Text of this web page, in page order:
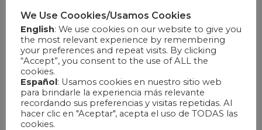
Oaxaca
– Taller Alebrije
Clase
We Use Coookies/Usamos Cookies
English: We use cookies on our website to give you
the most relevant experience by remembering
your preferences and repeat visits. By clicking
“Accept”, you consent to the use of ALL the
cookies.
Español: Usamos cookies en nuestro sitio web
para brindarle la experiencia más relevante
recordando sus preferencias y visitas repetidas. Al
hacer clic en "Aceptar", acepta el uso de TODAS las
cookies.